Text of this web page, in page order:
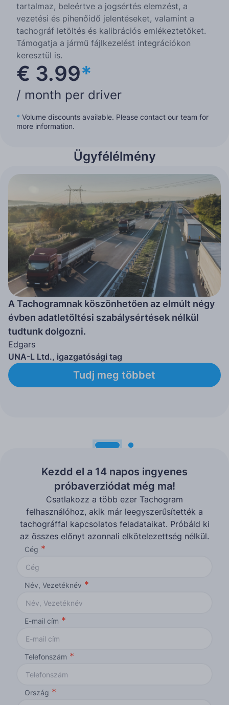
tartalmaz, beleértve a jogsértés elemzést, a
vezetési és pihenőidő jelentéseket, valamint a
tachográf letöltés és kalibrációs emlékeztetőket.
Támogatja a jármű fájlkezelést integrációkon
keresztül is.
€ 3.99*
/ month per driver
* Volume discounts available. Please contact our team for
more information.
Ügyfélélmény
A Tachogramnak köszönhetően az elmúlt négy
évben adatletöltési szabálysértések nélkül
tudtunk dolgozni.
Edgars
UNA-L Ltd., igazgatósági tag
Tudj meg többet
Kezdd el a 14 napos ingyenes
próbaverziódat még ma!
Csatlakozz a több ezer Tachogram
felhasználóhoz, akik már leegyszerűsítették a
tachográffal kapcsolatos feladataikat. Próbáld ki
az összes előnyt azonnali elkötelezettség nélkül.
Cég
Név, Vezetéknév
E-mail cím
Telefonszám
Ország